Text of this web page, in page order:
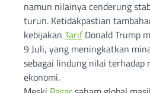
namun nilainya cenderung
turun. Ketidakpastian
kebijakan TarifDonald Trump
9 Juli, yang meningkatkan
sebagai lindung nilai terhadap
ekonomi.